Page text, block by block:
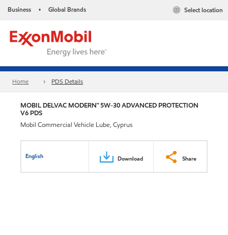
Business • Global Brands Select location
Home PDS Details
MOBIL DELVAC MODERN™ 5W-30 ADVANCED PROTECTION
V6 PDS
Mobil Commercial Vehicle Lube, Cyprus
English Download Share